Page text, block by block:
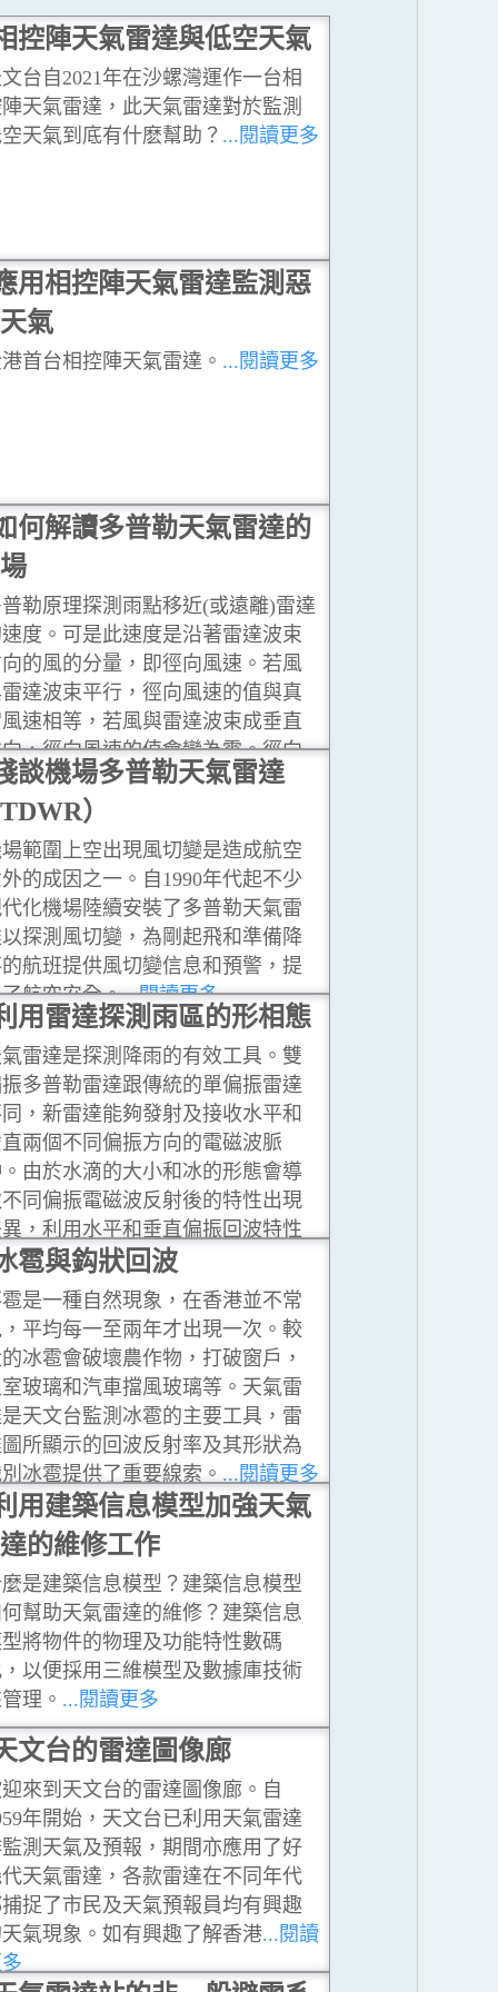
控陣天氣雷達與低空天氣
台自2021年在沙螺灣運作一台相
天氣雷達，此天氣雷達對於監測
天氣到底有什麽幫助？ ...閱讀更多
用相控陣天氣雷達監測惡
氣
首台相控陣天氣雷達。 ...閱讀更多
何解讀多普勒天氣雷達的
勒原理探測雨點移近(或遠離)雷達
速度。可是此速度是沿著雷達波束
的風的分量，即徑向風速。若風
達波束平行，徑向風速的值與真
速相等，若風與雷達波束成垂直
，徑向風速的值會變為零。徑向
速為零的線稱為零徑速線。...閱讀更
談機場多普勒天氣雷達
TDWR）
範圍上空出現風切變是造成航空
的成因之一。自1990年代起不少
化機場陸續安裝了多普勒天氣雷
探測風切變，為剛起飛和準備降
航班提供風切變信息和預警，提
航空安全。...閱讀更多
用雷達探測雨區的形相態
雷達是探測降雨的有效工具。雙
多普勒雷達跟傳統的單偏振雷達
，新雷達能夠發射及接收水平和
兩個不同偏振方向的電磁波脈
由於水滴的大小和冰的形態會導
同偏振電磁波反射後的特性出現
，利用水平和垂直偏振回波特性
差別，有助於判斷雨區的成分，以
量的多少。...閱讀更多
雹與鈎狀回波
是一種自然現象，在香港並不常
，平均每一至兩年才出現一次。較
冰雹會破壞農作物，打破窗戶，
玻璃和汽車擋風玻璃等。天氣雷
天文台監測冰雹的主要工具，雷
所顯示的回波反射率及其形狀為
冰雹提供了重要線索。 ...閱讀更多
用建築信息模型加強天氣
的維修工作
是建築信息模型？建築信息模型
幫助天氣雷達的維修？建築信息
將物件的物理及功能特性數碼
以便採用三維模型及數據庫技術
理。 ...閱讀更多
文台的雷達圖像廊
來到天文台的雷達圖像廊。自
年開始，天文台已利用天氣雷達
測天氣及預報，期間亦應用了好
天氣雷達，各款雷達在不同年代
捉了市民及天氣預報員均有興趣
天氣現象。如有興趣了解香港...閱讀